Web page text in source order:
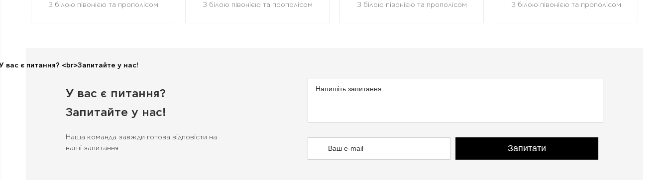
З білою півонією та прополісом З білою півонією та прополісом З білою півонією та прополісом З білою півонією та прополісом
У вас є питання?
Запитайте у нас!
Наша команда завжди готова відповісти на
ваші запитання
Запитати